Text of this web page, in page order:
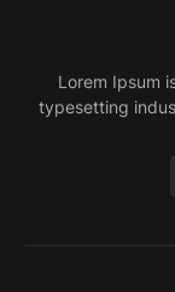
Lorem Ipsum
typesetting